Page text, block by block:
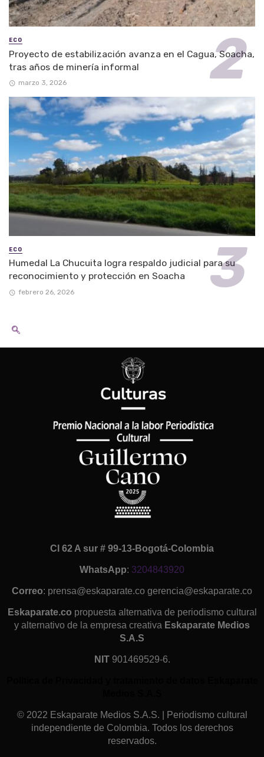
ECO
Proyecto de estabilización avanza en el Cagua, Soacha,
tras años de minería informal
marzo 3, 2026
ECO
Humedal La Chucuita logra respaldo judicial para su
reconocimiento y protección en Soacha
febrero 26, 2026
Cl 62 A sur # 99-13-Bogotá-Colombia
WhatsApp: 3204843920
Correo: prensa@eskaparate.co gerencia@eskaparate.co
Eskaparate.co propuesta alternativa de periodismo cultural
y alternativo de la empresa creativa Eskaparate Medios
S.A.S
NIT 901469529-6.
© 2022 Eskaparate Medios S.A.S. | Periodismo cultural
independiente de Colombia. Todos los derechos
reservados.